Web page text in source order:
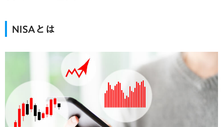
NISAとは